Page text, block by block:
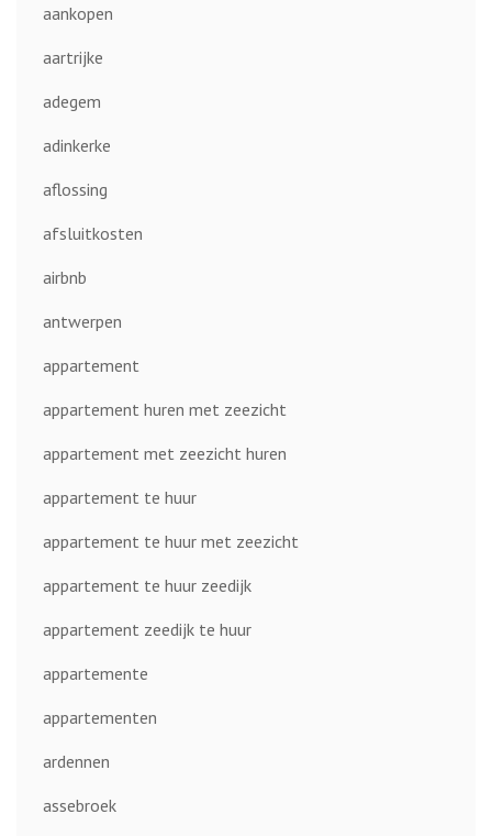
aankopen
aartrijke
adegem
adinkerke
aflossing
afsluitkosten
airbnb
antwerpen
appartement
appartement huren met zeezicht
appartement met zeezicht huren
appartement te huur
appartement te huur met zeezicht
appartement te huur zeedijk
appartement zeedijk te huur
appartemente
appartementen
ardennen
assebroek